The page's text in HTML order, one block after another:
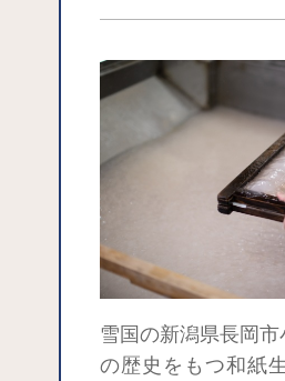
雪国の新潟県長岡
の歴史をもつ和紙